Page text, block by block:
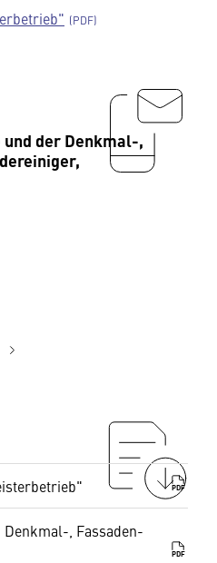
und der Denkmal-,
PDF
, Fassaden-
PDF